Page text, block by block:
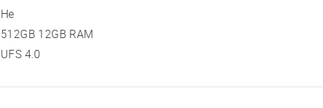
Не
512GB 12GB RAM
UFS 4.0